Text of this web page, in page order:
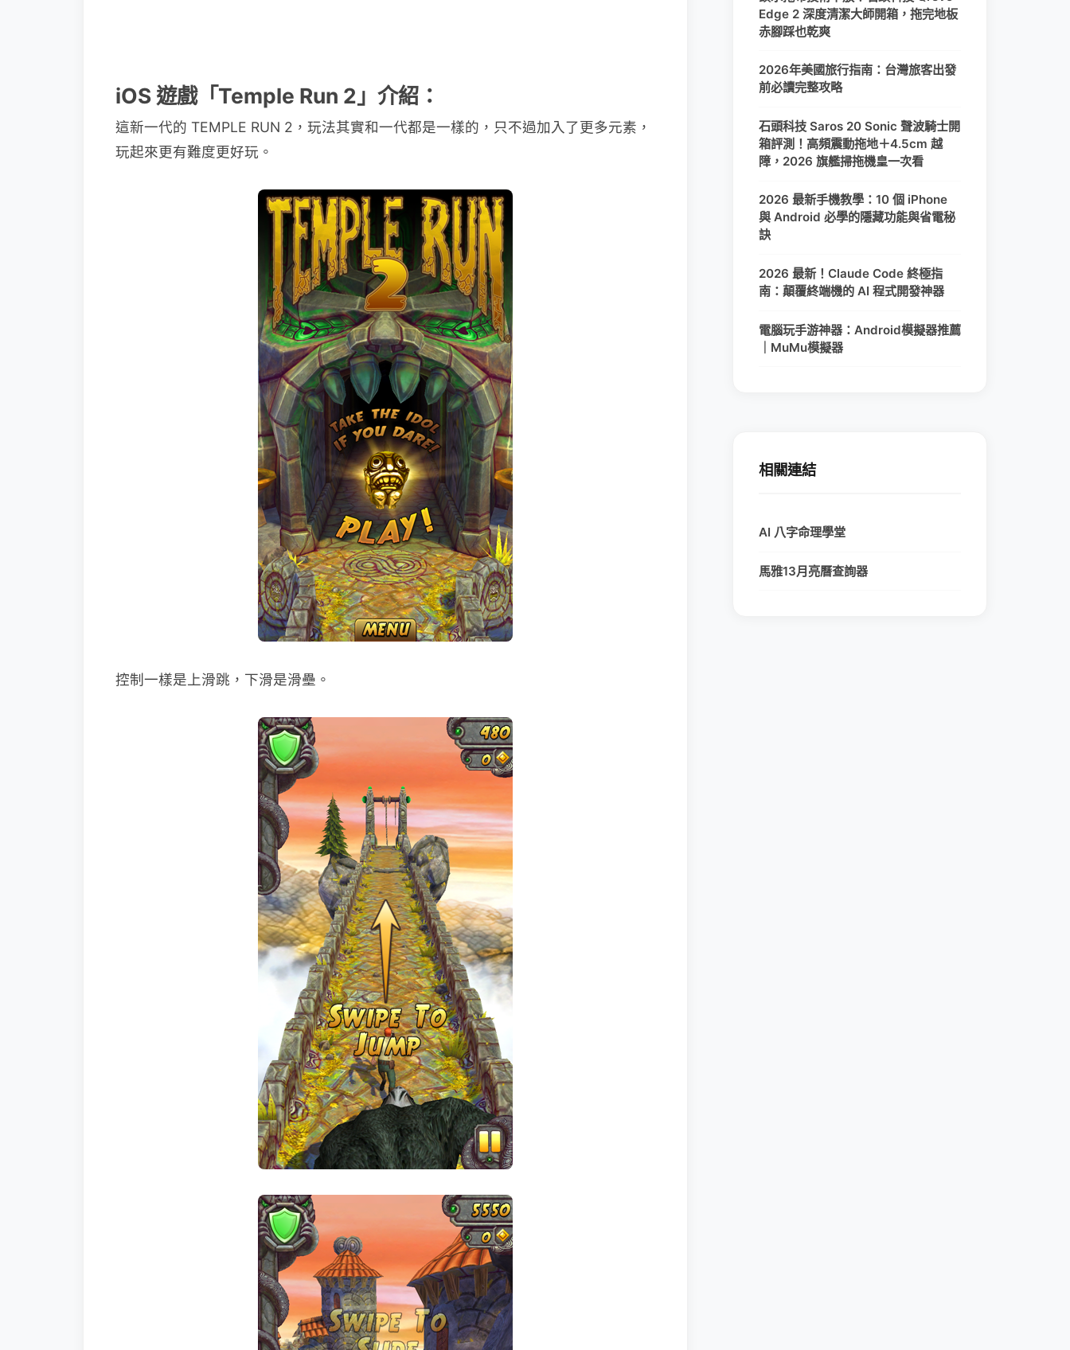
iOS 遊戲「Temple Run 2」介紹：
這新一代的 TEMPLE RUN 2，玩法其實和一代都是一樣的，只不過加入了更多元素，
玩起來更有難度更好玩。
控制一樣是上滑跳，下滑是滑壘。
Edge 2 深度清潔大師開箱，拖完地板
赤腳踩也乾爽
2026年美國旅行指南：台灣旅客出發
前必讀完整攻略
石頭科技 Saros 20 Sonic 聲波騎士開
箱評測！高頻震動拖地＋4.5cm 越
障，2026 旗艦掃拖機皇一次看
2026 最新手機教學：10 個 iPhone
與 Android 必學的隱藏功能與省電秘
訣
2026 最新！Claude Code 終極指
南：顛覆終端機的 AI 程式開發神器
電腦玩手游神器：Android模擬器推薦
｜MuMu模擬器
相關連結
AI 八字命理學堂
馬雅13月亮曆查詢器